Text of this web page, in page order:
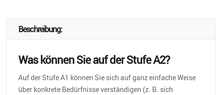
Beschreibung:
Was können Sie auf der Stufe A2?
Auf der Stufe A1 können Sie sich auf ganz einfache Weise
über konkrete Bedürfnisse verständigen (z. B. sich